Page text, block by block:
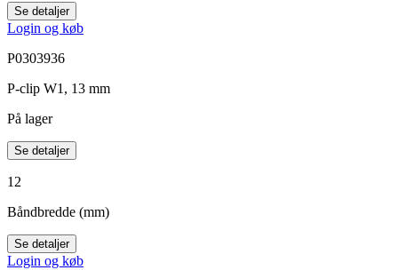
Se detaljer
Login og køb
P0303936
P-clip W1, 13 mm
På lager
Se detaljer
12
Båndbredde (mm)
Se detaljer
Login og køb